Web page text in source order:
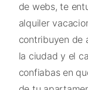
de webs, te
alquiler
contribuyen de
la ciudad y el
confiabas en